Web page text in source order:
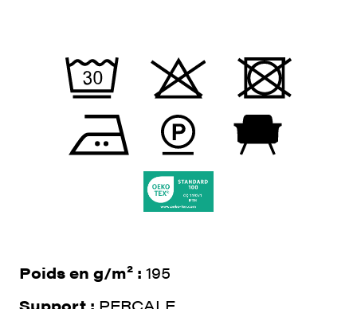
Poids en g/m² : 195